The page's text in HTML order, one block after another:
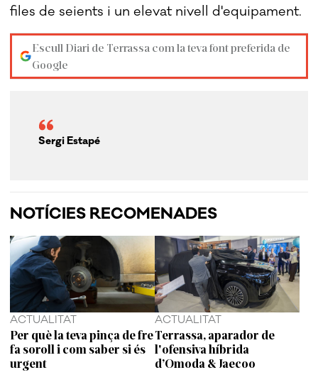
files de seients i un elevat nivell d'equipament.
Escull Diari de Terrassa com la teva font preferida de
Google
Sergi Estapé
NOTÍCIES RECOMENADES
ACTUALITAT
Per què la teva pinça de fre
fa soroll i com saber si és
urgent
ACTUALITAT
Terrassa, aparador de
l'ofensiva híbrida
d’Omoda & Jaecoo